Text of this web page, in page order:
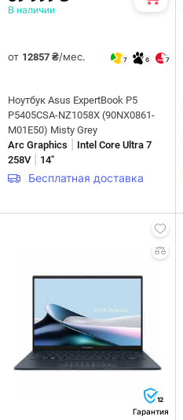
В наличии
от 12857 ₴/мес. 7 6 7
Ноутбук Asus ExpertBook P5
P5405CSA-NZ1058X (90NX0861-
M01E50) Misty Grey
Arc Graphics
Intel Core Ultra 7
258V| 14"
Бесплатная доставка
12
Гарантия